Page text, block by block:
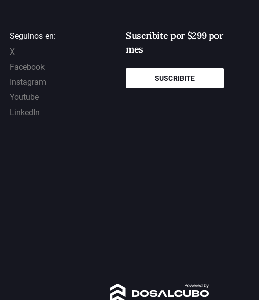
Seguinos en:
X
Facebook
Instagram
Youtube
LinkedIn
Suscribite por $299 por
mes
SUSCRIBITE